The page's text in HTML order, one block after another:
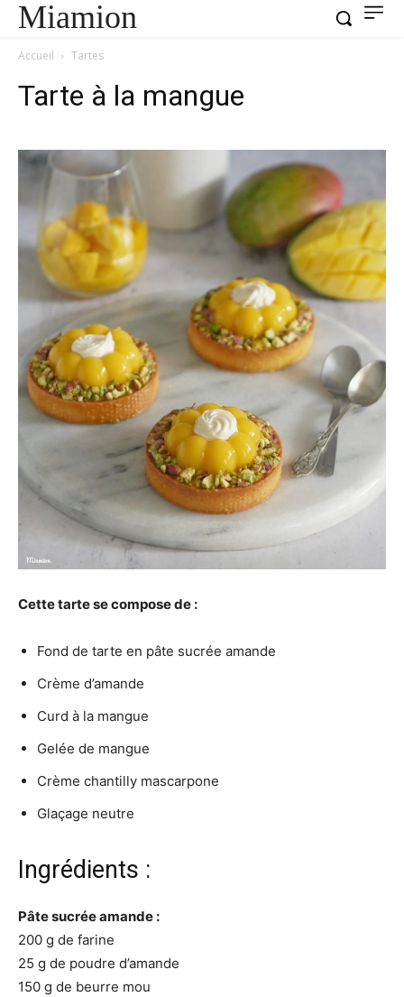
Miamion
Accueil Tartes
Tarte à la mangue
Cette tarte se compose de :
Fond de tarte en pâte sucrée amande
Crème d’amande
Curd à la mangue
Gelée de mangue
Crème chantilly mascarpone
Glaçage neutre
Ingrédients :
Pâte sucrée amande :
200 g de farine
25 g de poudre d’amande
150 g de beurre mou